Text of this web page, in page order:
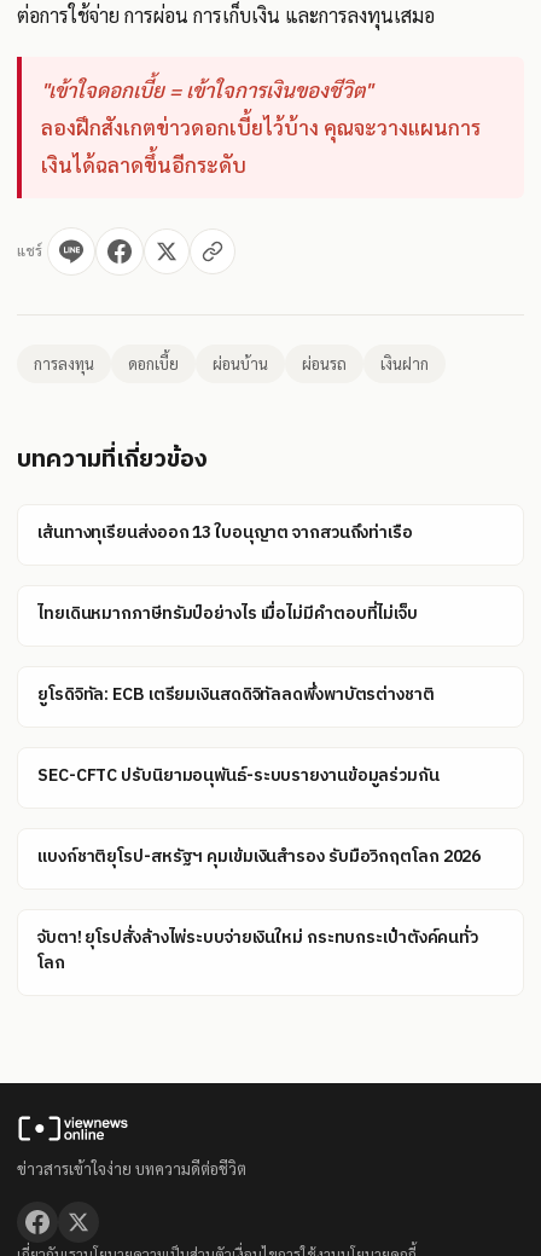
ต่อการใช้จ่าย การผ่อน การเก็บเงิน และการลงทุนเสมอ
"เข้าใจดอกเบี้ย = เข้าใจการเงินของชีวิต"
ลองฝึกสังเกตข่าวดอกเบี้ยไว้บ้าง คุณจะวางแผนการ
เงินได้ฉลาดขึ้นอีกระดับ
แชร์
การลงทุน ดอกเบี้ย ผ่อนบ้าน ผ่อนรถ เงินฝาก
บทความที่เกี่ยวข้อง
เส้นทางทุเรียนส่งออก 13 ใบอนุญาต จากสวนถึงท่าเรือ
ไทยเดินหมากภาษีทรัมป์อย่างไร เมื่อไม่มีคำตอบที่ไม่เจ็บ
ยูโรดิจิทัล: ECB เตรียมเงินสดดิจิทัลลดพึ่งพาบัตรต่างชาติ
SEC-CFTC ปรับนิยามอนุพันธ์-ระบบรายงานข้อมูลร่วมกัน
แบงก์ชาติยุโรป-สหรัฐฯ คุมเข้มเงินสำรอง รับมือวิกฤตโลก 2026
จับตา! ยุโรปสั่งล้างไพ่ระบบจ่ายเงินใหม่ กระทบกระเป๋าตังค์คนทั่ว
โลก
ข่าวสารเข้าใจง่าย บทความดีต่อชีวิต